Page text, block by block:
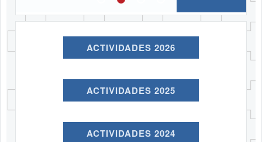
ACTIVIDADES 2026
ACTIVIDADES 2025
ACTIVIDADES 2024